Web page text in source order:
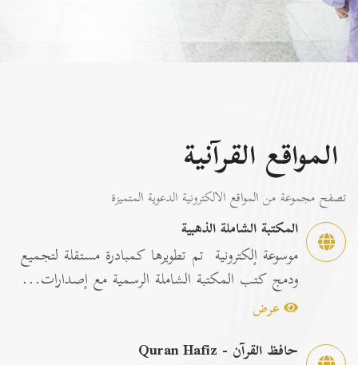
المواقع القرآنية
تصفح مجموعة من المواقع الالكترونية الدعوية المتميزة
المكتبة الشاملة الذهبية
موسوعة إلكترونية تم تطويرها كمبادرة مستقلة لتجميع
ودمج كتب المكتبة الشاملة الرسمية مع إصدارات...
عرض
حافظ القرآن - Quran Hafiz